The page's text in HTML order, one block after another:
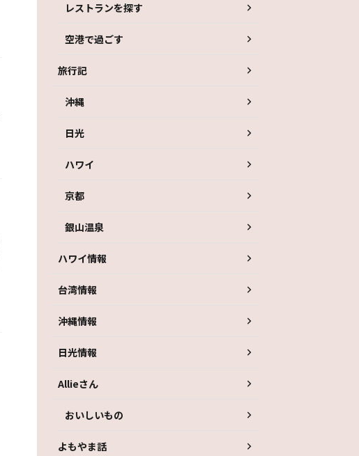
レストランを探す
空港で過ごす
旅行記
沖縄
日光
ハワイ
京都
銀山温泉
ハワイ情報
台湾情報
沖縄情報
日光情報
Allieさん
おいしいもの
よもやま話